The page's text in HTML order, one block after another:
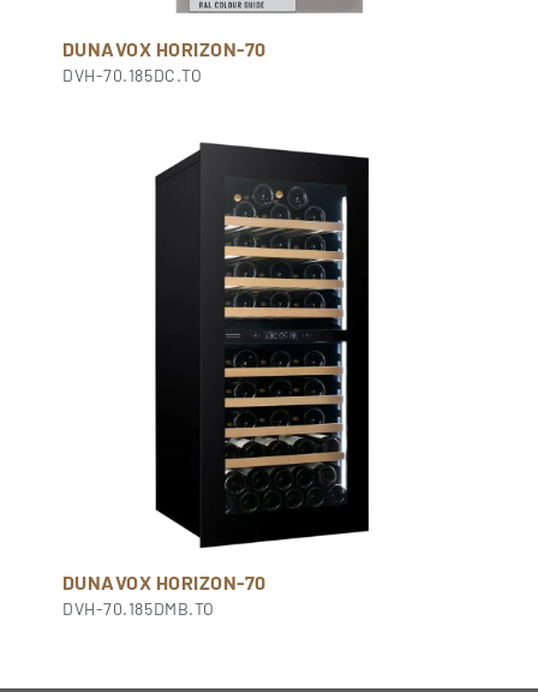
DUNAVOX HORIZON-70
DVH-70.185DC.TO
DUNAVOX HORIZON-70
DVH-70.185DMB.TO